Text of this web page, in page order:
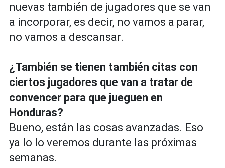
nuevas también de jugadores que se van
a incorporar, es decir, no vamos a parar,
no vamos a descansar.
¿También se tienen también citas con
ciertos jugadores que van a tratar de
convencer para que jueguen en
Honduras?
Bueno, están las cosas avanzadas. Eso
ya lo lo veremos durante las próximas
semanas.